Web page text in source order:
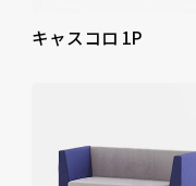
キャスコロ 1P